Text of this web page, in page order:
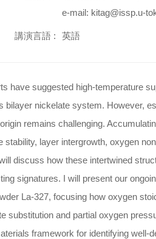
e-mail: kitag@issp.u-
講演言語 : 英語
have suggested high-temperature
bilayer nickelate system. However,
remains challenging.
stability, layer intergrowth, oxygen
discuss how these intertwined
signatures. I will present our
La-327, focusing how oxygen
substitution and partial oxygen
framework for identifying